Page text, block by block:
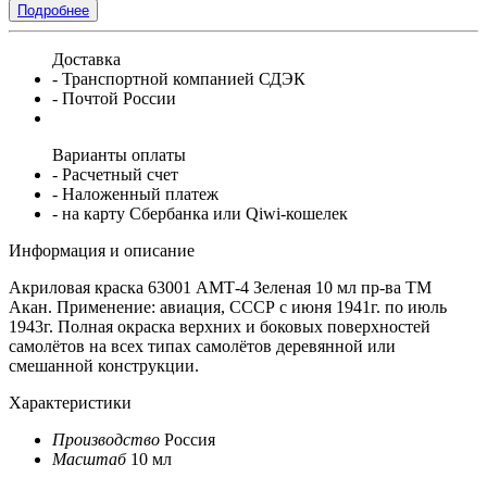
Подробнее
Доставка
- Транспортной компанией СДЭК
- Почтой России
Варианты оплаты
- Расчетный счет
- Наложенный платеж
- на карту Сбербанка или Qiwi-кошелек
Информация и описание
Акриловая краска 63001 АМТ-4 Зеленая 10 мл пр-ва ТМ
Акан. Применение: авиация, СССР с июня 1941г. по июль
1943г. Полная окраска верхних и боковых поверхностей
самолётов на всех типах самолётов деревянной или
смешанной конструкции.
Характеристики
Производство Россия
Масштаб 10 мл